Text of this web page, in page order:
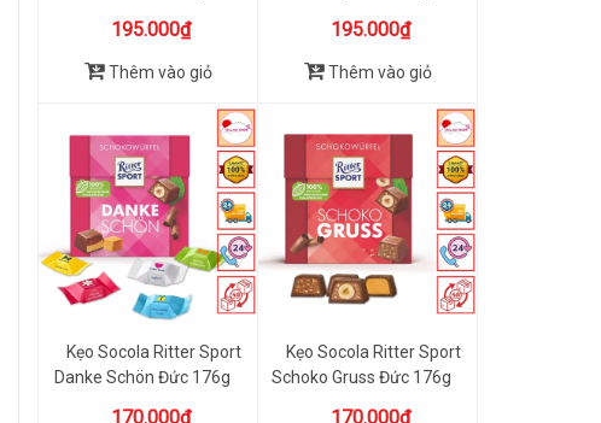
195.000₫
Thêm vào giỏ
195.000₫
Thêm vào giỏ
Kẹo Socola Ritter Sport
Danke Schön Đức 176g
170.000₫
Kẹo Socola Ritter Sport
Schoko Gruss Đức 176g
170.000₫